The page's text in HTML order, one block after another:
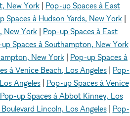
New York
Pop-up Spaces à East
Spaces à Hudson Yards, New York
New York| Pop-up Spaces à East
Spaces à Southampton, New York
New York
Pop-up Spaces à
à Venice Beach, Los Angeles
Pop-
Angeles| Pop-up Spaces à Venice
Pop-up Spaces à Abbot Kinney, Los
Lincoln, Los Angeles| Pop-